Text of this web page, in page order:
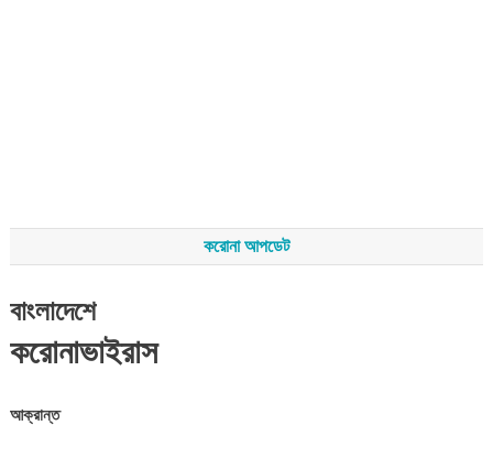
করোনা আপডেট
বাংলাদেশে
করোনাভাইরাস
আক্রান্ত